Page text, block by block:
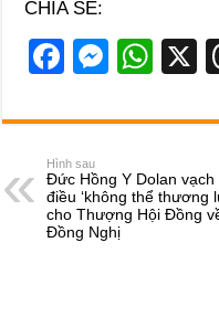
CHIA SẺ:
F
c
e
b
o
M
ss
e
n
g
W
at
s
A
p
Hình sau
Đức Hồng Y Dolan vạch
điều ‘không thể thương
cho Thượng Hội Đồng
Đồng Nghị